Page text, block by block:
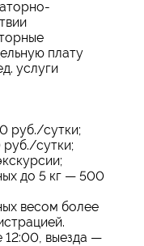
плату
услуги
руб./сутки;
сутки;
до 5 кг — 500
весом более
12:00, выезда —